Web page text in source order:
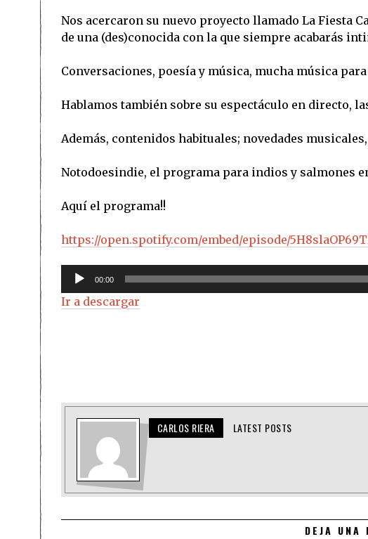
Nos acercaron su nuevo proyecto llamado La Fiesta
de una (des)conocida con la que siempre acabarás
Conversaciones, poesía y música, mucha música
Hablamos también sobre su espectáculo en directo,
Además, contenidos habituales; novedades
Notodoesindie, el programa para indios y salmones
Aquí el programa!!
https://open.spotify.com/embed/episode/
Reproductor
de
audio
00:00
Ir a descargar
CARLOS RIERA LATEST POSTS
DEJA UNA